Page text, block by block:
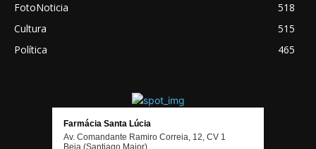
FotoNoticia
518
Cultura
515
Política
465